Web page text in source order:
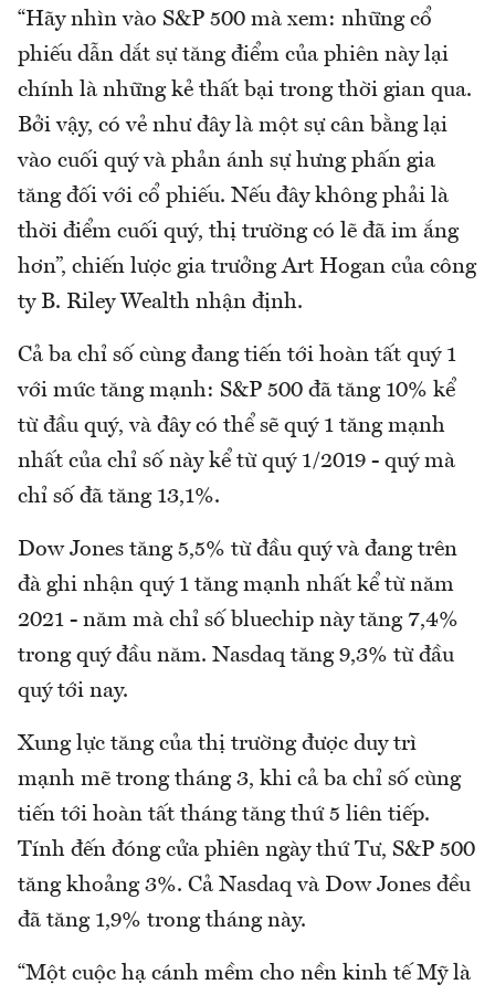
“Hãy nhìn vào S&P 500 mà xem: những cổ
phiếu dẫn dắt sự tăng điểm của phiên này lại
chính là những kẻ thất bại trong thời gian qua.
Bởi vậy, có vẻ như đây là một sự cân bằng lại
vào cuối quý và phản ánh sự hưng phấn gia
tăng đối với cổ phiếu. Nếu đây không phải là
thời điểm cuối quý, thị trường có lẽ đã im ắng
hơn”, chiến lược gia trưởng Art Hogan của công
ty B. Riley Wealth nhận định.
Cả ba chỉ số cùng đang tiến tới hoàn tất quý 1
với mức tăng mạnh: S&P 500 đã tăng 10% kể
từ đầu quý, và đây có thể sẽ quý 1 tăng mạnh
nhất của chỉ số này kể từ quý 1/2019 - quý mà
chỉ số đã tăng 13,1%.
Dow Jones tăng 5,5% từ đầu quý và đang trên
đà ghi nhận quý 1 tăng mạnh nhất kể từ năm
2021 - năm mà chỉ số bluechip này tăng 7,4%
trong quý đầu năm. Nasdaq tăng 9,3% từ đầu
quý tới nay.
Xung lực tăng của thị trường được duy trì
mạnh mẽ trong tháng 3, khi cả ba chỉ số cùng
tiến tới hoàn tất tháng tăng thứ 5 liên tiếp.
Tính đến đóng cửa phiên ngày thứ Tư, S&P 500
tăng khoảng 3%. Cả Nasdaq và Dow Jones đều
đã tăng 1,9% trong tháng này.
“Một cuộc hạ cánh mềm cho nền kinh tế Mỹ là